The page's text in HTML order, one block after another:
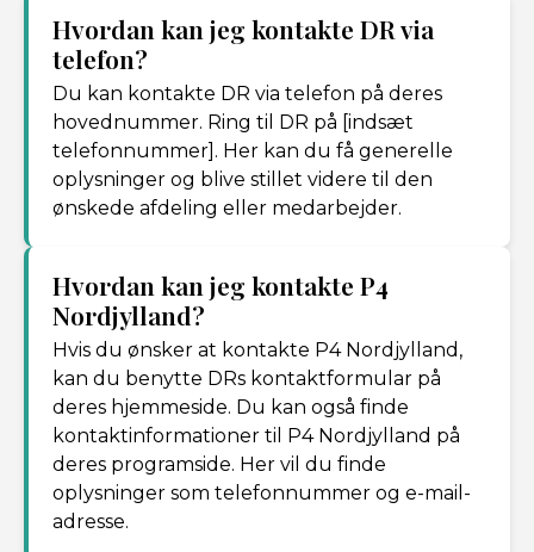
Hvordan kan jeg kontakte DR via
telefon?
Du kan kontakte DR via telefon på deres
hovednummer. Ring til DR på [indsæt
telefonnummer]. Her kan du få generelle
oplysninger og blive stillet videre til den
ønskede afdeling eller medarbejder.
Hvordan kan jeg kontakte P4
Nordjylland?
Hvis du ønsker at kontakte P4 Nordjylland,
kan du benytte DRs kontaktformular på
deres hjemmeside. Du kan også finde
kontaktinformationer til P4 Nordjylland på
deres programside. Her vil du finde
oplysninger som telefonnummer og e-mail-
adresse.